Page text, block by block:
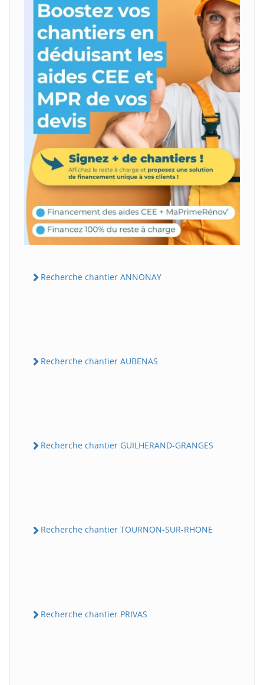
Recherche chantier ANNONAY
Recherche chantier AUBENAS
Recherche chantier GUILHERAND-GRANGES
Recherche chantier TOURNON-SUR-RHONE
Recherche chantier PRIVAS